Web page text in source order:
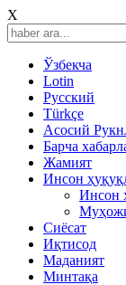
X
Ўзбекча
Lotin
Русский
Türkçe
Асосий
Барча
Жамият
Инсон
Инсон
Сиёсат
Иқтисод
Mаданият
Минтақа